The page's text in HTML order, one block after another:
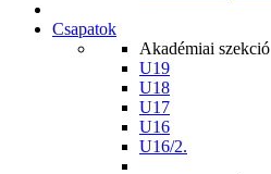
Csapatok
Akadémiai szekció
U19
U18
U17
U16
U16/2.